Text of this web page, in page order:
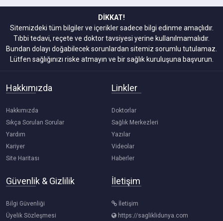
DİKKAT!
Sitemizdeki tüm bilgiler ve içerikler sadece bilgi edinme amaçlıdır.
Tıbbi tedavi, reçete ve doktor tavsiyesi yerine kullanılmamalıdır.
Bundan dolayı doğabilecek sorunlardan sitemiz sorumlu tutulamaz.
Lütfen sağlığınızı riske atmayın ve bir sağlık kuruluşuna başvurun.
Hakkımızda
Hakkımızda
Sıkça Sorulan Sorular
Yardım
Kariyer
Site Haritası
Linkler
Doktorlar
Sağlık Merkezleri
Yazılar
Videolar
Haberler
Güvenlik & Gizlilik
Bilgi Güvenliği
Üyelik Sözleşmesi
İletişim
İletişim
https://sagliklidunya.com